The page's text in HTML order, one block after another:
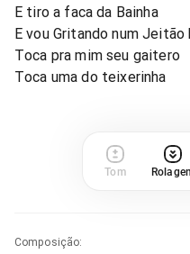
E tiro a faca da Bainha
E vou Gritando num Jeitão
Toca pra mim seu gaitero
Toca uma do teixerinha
Tom
Composição: